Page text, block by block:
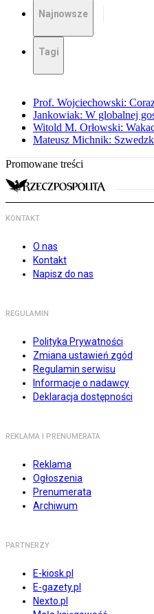
Najnowsze
Tagi
Prof. Wojciechowski:
Jankowiak: W globalnej
Witold M. Orłowski:
Mateusz Michnik:
Promowane treści
KONTAKT
O nas
Kontakt
Napisz do nas
REGULAMIN
Polityka Prywatności
Zmiana ustawień zgód
Regulamin serwisu
Informacje o nadawcy
Deklaracja dostępności
REKLAMA I PRENUMERATA
Reklama
Ogłoszenia
Prenumerata
Archiwum
PARTNERZY
E-kiosk.pl
E-gazety.pl
Nexto.pl